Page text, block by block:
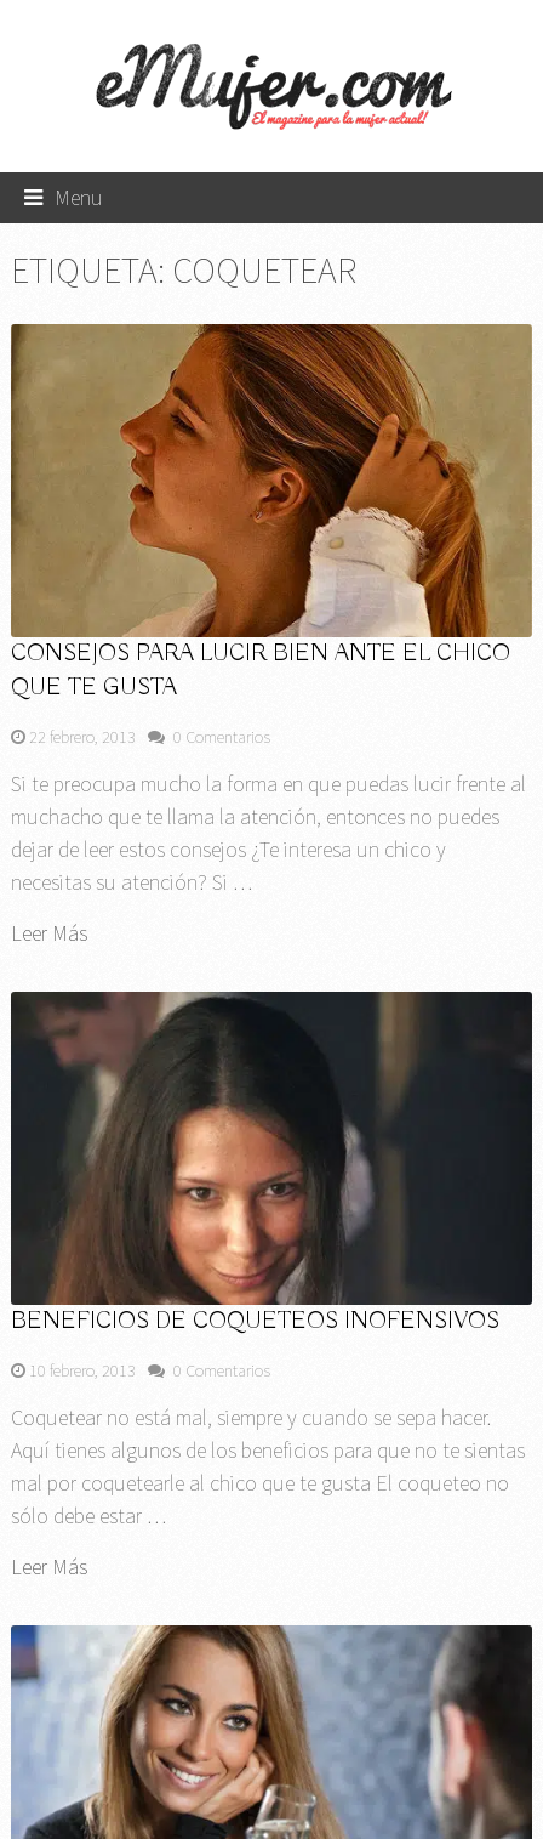
Menu
ETIQUETA: COQUETEAR
CONSEJOS PARA LUCIR BIEN ANTE EL CHICO
QUE TE GUSTA
22 febrero, 2013 0 Comentarios
Si te preocupa mucho la forma en que puedas lucir frente al
muchacho que te llama la atención, entonces no puedes
dejar de leer estos consejos ¿Te interesa un chico y
necesitas su atención? Si …
Leer Más
BENEFICIOS DE COQUETEOS INOFENSIVOS
10 febrero, 2013 0 Comentarios
Coquetear no está mal, siempre y cuando se sepa hacer.
Aquí tienes algunos de los beneficios para que no te sientas
mal por coquetearle al chico que te gusta El coqueteo no
sólo debe estar …
Leer Más